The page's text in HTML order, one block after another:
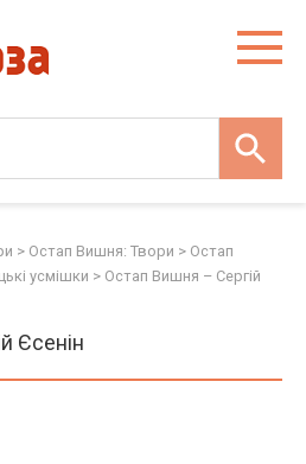
> Остап Вишня: Твори > Остап
усмішки > Остап Вишня – Сергій
Єсенін